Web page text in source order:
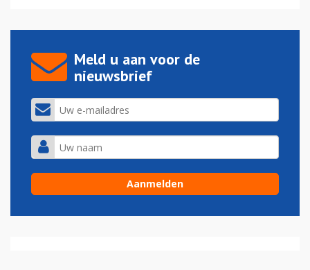
Meld u aan voor de
nieuwsbrief